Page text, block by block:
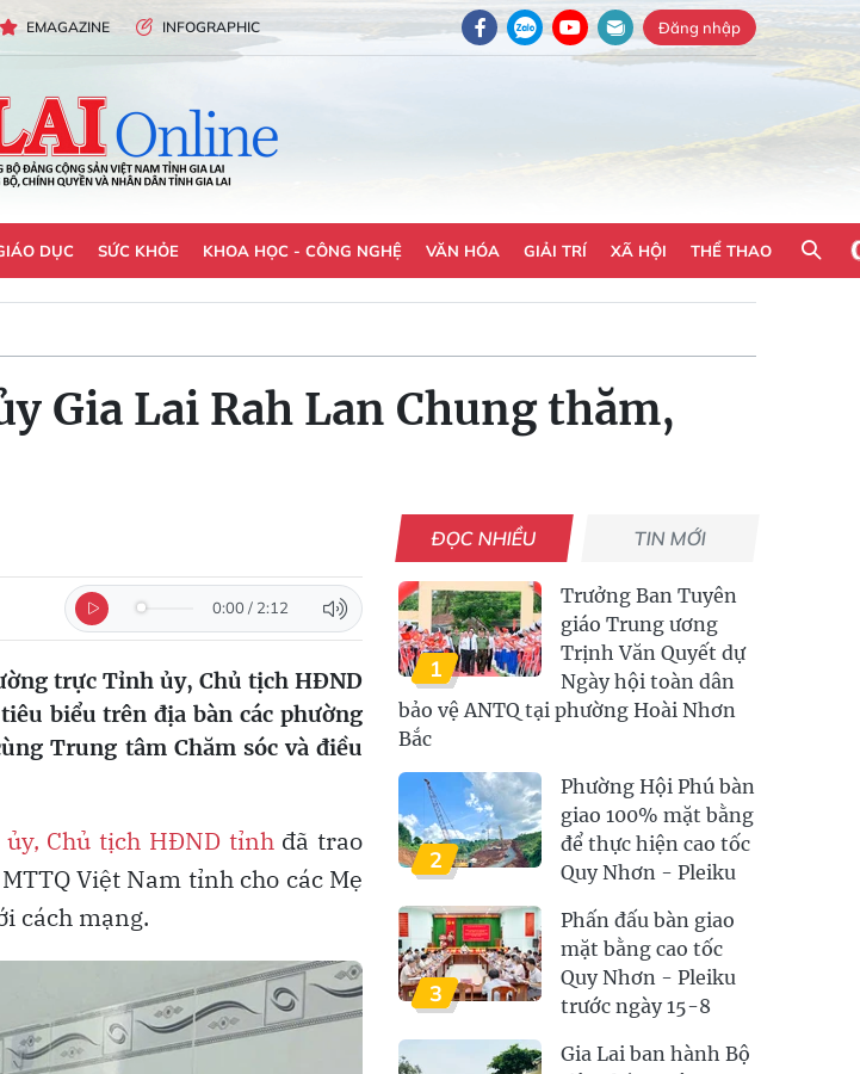
EMAGAZINE INFOGRAPHIC Đăng nhập
DỤC SỨC KHỎE KHOA HỌC - CÔNG NGHỆ VĂN HÓA GIẢI TRÍ XÃ HỘI THỂ THAO
Gia Lai Rah Lan Chung thăm,
0:00 / 2:12
trực Tỉnh ủy, Chủ tịch HĐND
biểu trên địa bàn các phường
Trung tâm Chăm sóc và điều
Chủ tịch HĐND tỉnhđã trao
Việt Nam tỉnh cho các Mẹ
cách mạng.
ĐỌC NHIỀU TIN MỚI
1
Trưởng Ban Tuyên
giáo Trung ương
Trịnh Văn Quyết dự
Ngày hội toàn dân
bảo vệ ANTQ tại phường Hoài Nhơn
Bắc
2
Phường Hội Phú bàn
giao 100% mặt bằng
để thực hiện cao tốc
Quy Nhơn - Pleiku
3
Phấn đấu bàn giao
mặt bằng cao tốc
Quy Nhơn - Pleiku
trước ngày 15-8
Gia Lai ban hành Bộ